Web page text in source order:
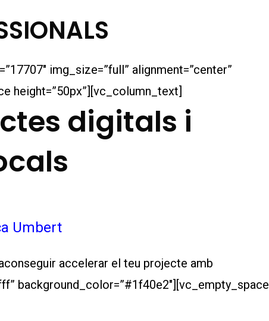
img_size=”full” alignment=”center”
height=”50px”][vc_column_text]
digitals i
Umbert
accelerar el teu projecte amb
background_color=”#1f40e2″][vc_empty_space